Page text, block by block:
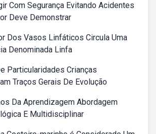
Com Segurança Evitando Acidentes
Deve Demonstrar
Dos Vasos Linfáticos Circula Uma
Denominada Linfa
Particularidades Crianças
Traços Gerais De Evolução
Da Aprendizagem Abordagem
E Multidisciplinar